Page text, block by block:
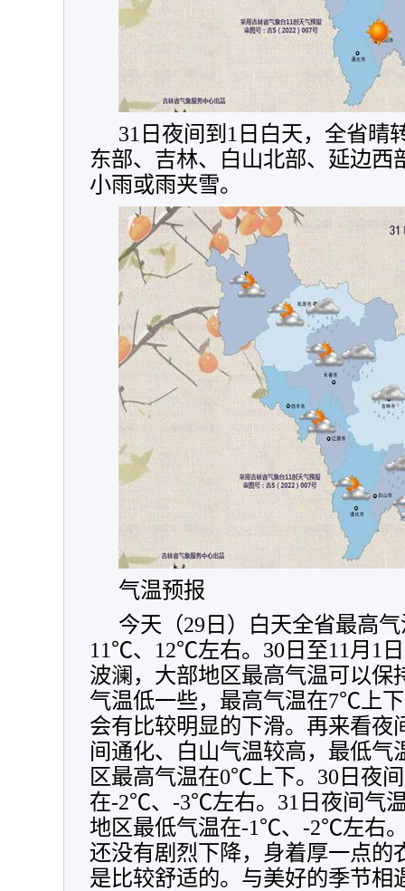
31日夜间到1日白天，全省晴
东部、吉林、白山北部、延边西
小雨或雨夹雪。
气温预报
今天（29日）白天全省最高
11℃、12℃左右。30日至11月1
波澜，大部地区最高气温可以
气温低一些，最高气温在7℃上
会有比较明显的下滑。再来看夜
间通化、白山气温较高，最低
区最高气温在0℃上下。30日夜
在-2℃、-3℃左右。31日夜间气
地区最低气温在-1℃、-2℃左右
还没有剧烈下降，身着厚一点的
是比较舒适的。与美好的季节相